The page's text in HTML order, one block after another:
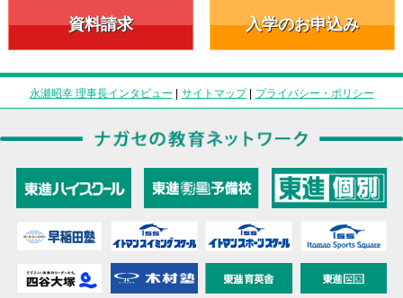
資料請求 入学のお申込み
永瀬昭幸 理事長インタビュー | サイトマップ| プライバシー・ポリシー